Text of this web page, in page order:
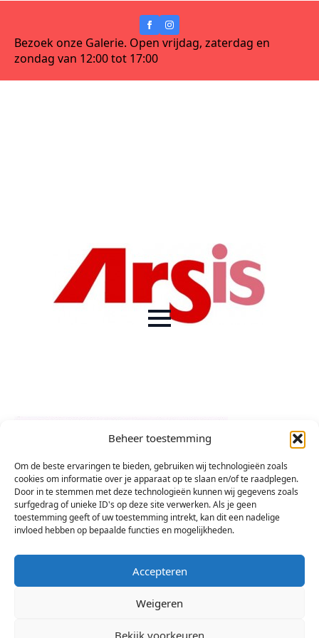
Beheer toestemming
Om de beste ervaringen te bieden, gebruiken wij technologieën zoals
cookies om informatie over je apparaat op te slaan en/of te raadplegen.
Door in te stemmen met deze technologieën kunnen wij gegevens zoals
surfgedrag of unieke ID's op deze site verwerken. Als je geen
toestemming geeft of uw toestemming intrekt, kan dit een nadelige
invloed hebben op bepaalde functies en mogelijkheden.
Accepteren
Weigeren
Bekijk voorkeuren
Bezoek onze Galerie. Open vrijdag, zaterdag en
zondag van 12:00 tot 17:00